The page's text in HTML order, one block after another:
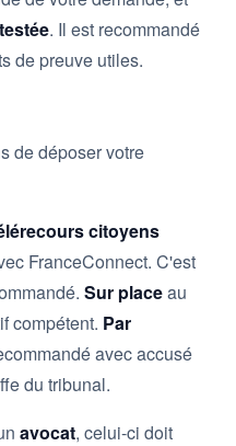
. Il est recommandé
de preuve utiles.
de déposer votre
citoyens
FranceConnect. C'est
Sur placeau
compétent. Par
avec accusé
du tribunal.
avocat, celui-ci doit